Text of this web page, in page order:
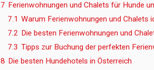
7 Ferienwohnungen und Chalets für Hunde
7.1 Warum Ferienwohnungen und Chalets
7.2 Die besten Ferienwohnungen und
7.3 Tipps zur Buchung der perfekten
8 Die besten Hundehotels in Österreich